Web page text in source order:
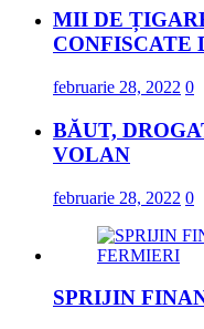
MII DE
CONFISCATE
februarie 28, 2022 0
BĂUT,
VOLAN
februarie 28, 2022 0
SPRIJIN